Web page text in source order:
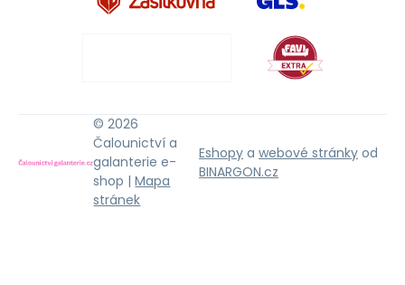
© 2026
Čalounictví a
galanterie e-
shop |Mapa
stránek
Eshopy a webové stránky od
BINARGON.cz